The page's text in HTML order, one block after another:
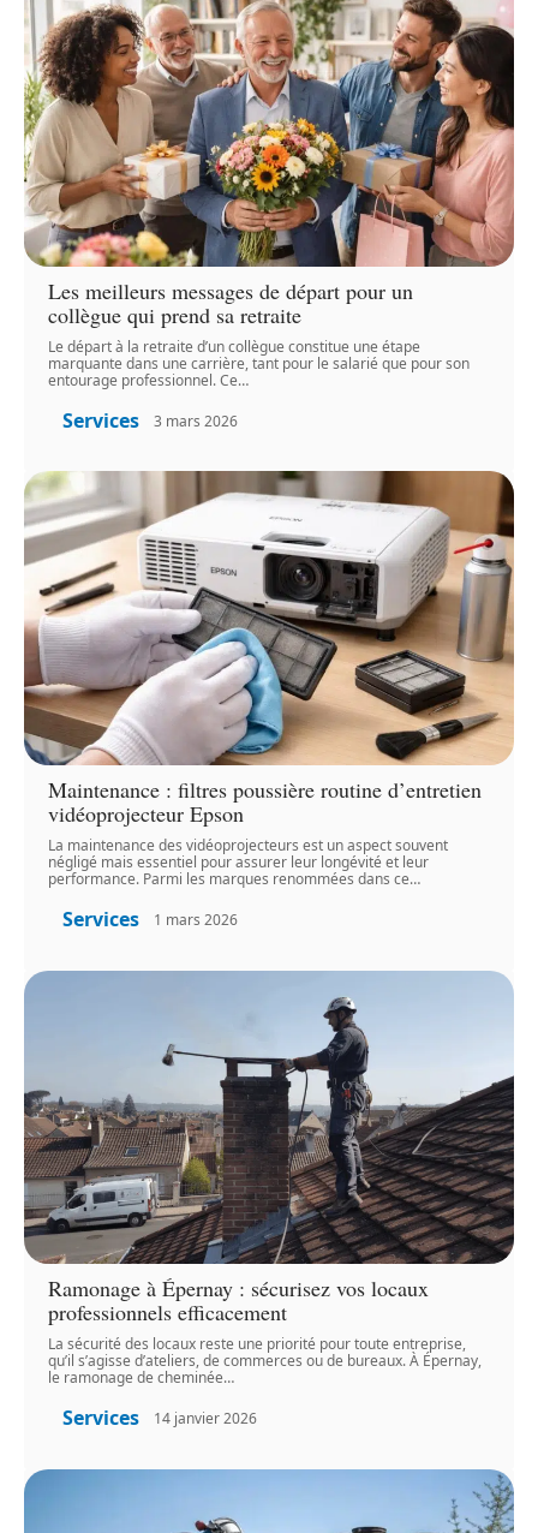
Les meilleurs messages de départ pour un
collègue qui prend sa retraite
Le départ à la retraite d’un collègue constitue une étape
marquante dans une carrière, tant pour le salarié que pour son
entourage professionnel. Ce…
Services 3 mars 2026
Maintenance : filtres poussière routine d’entretien
vidéoprojecteur Epson
La maintenance des vidéoprojecteurs est un aspect souvent
négligé mais essentiel pour assurer leur longévité et leur
performance. Parmi les marques renommées dans ce…
Services 1 mars 2026
Ramonage à Épernay : sécurisez vos locaux
professionnels efficacement
La sécurité des locaux reste une priorité pour toute entreprise,
qu’il s’agisse d’ateliers, de commerces ou de bureaux. À Épernay,
le ramonage de cheminée…
Services 14 janvier 2026